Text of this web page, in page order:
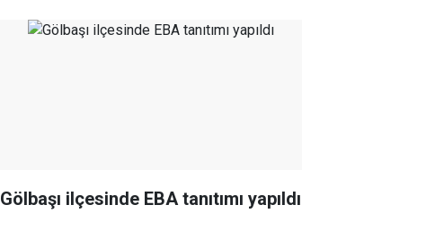
Gölbaşı ilçesinde EBA tanıtımı yapıldı